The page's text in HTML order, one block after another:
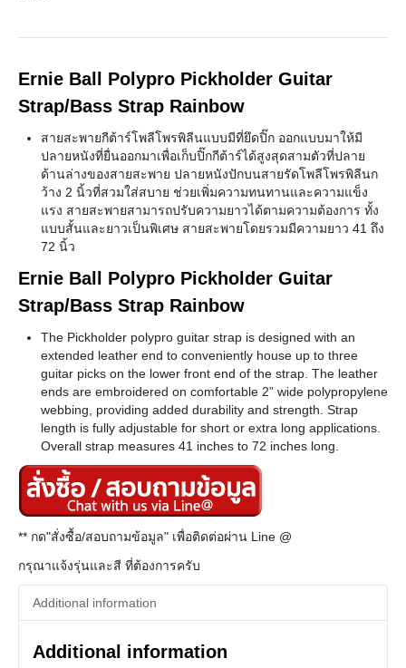
Ernie Ball Polypro Pickholder Guitar
Strap/Bass Strap Rainbow
สายสะพายกีต้าร์โพลีโพรพิลีนแบบมีที่ยึดปิ๊ก ออกแบบมาให้มี
ปลายหนังที่ยื่นออกมาเพื่อเก็บปิ๊กกีต้าร์ได้สูงสุดสามตัวที่ปลาย
ด้านล่างของสายสะพาย ปลายหนังปักบนสายรัดโพลีโพรพิลีนก
ว้าง 2 นิ้วที่สวมใส่สบาย ช่วยเพิ่มความทนทานและความแข็ง
แรง สายสะพายสามารถปรับความยาวได้ตามความต้องการ ทั้ง
แบบสั้นและยาวเป็นพิเศษ สายสะพายโดยรวมมีความยาว 41 ถึง
72 นิ้ว
Ernie Ball Polypro Pickholder Guitar
Strap/Bass Strap Rainbow
The Pickholder polypro guitar strap is designed with an
extended leather end to conveniently house up to three
guitar picks on the lower front end of the strap. The leather
ends are embroidered on comfortable 2” wide polypropylene
webbing, providing added durability and strength. Strap
length is fully adjustable for short or extra long applications.
Overall strap measures 41 inches to 72 inches long.
** กด"สั่งซื้อ/สอบถามข้อมูล" เพื่อติดต่อผ่าน Line @
กรุณาแจ้งรุ่นและสี ที่ต้องการครับ
Additional information
Additional information